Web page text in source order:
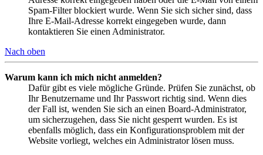
Spam-Filter blockiert wurde. Wenn Sie sich sicher sind, dass
Ihre E-Mail-Adresse korrekt eingegeben wurde, dann
kontaktieren Sie einen Administrator.
Nach oben
Warum kann ich mich nicht anmelden?
Dafür gibt es viele mögliche Gründe. Prüfen Sie zunächst, ob
Ihr Benutzername und Ihr Passwort richtig sind. Wenn dies
der Fall ist, wenden Sie sich an einen Board-Administrator,
um sicherzugehen, dass Sie nicht gesperrt wurden. Es ist
ebenfalls möglich, dass ein Konfigurationsproblem mit der
Website vorliegt, welches ein Administrator lösen muss.